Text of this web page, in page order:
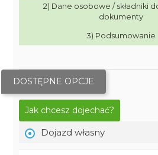
2) Dane osobowe / składniki
dokumenty
3) Podsumowanie
DOSTĘPNE OPCJE
Jak chcesz dojechać?
Dojazd własny